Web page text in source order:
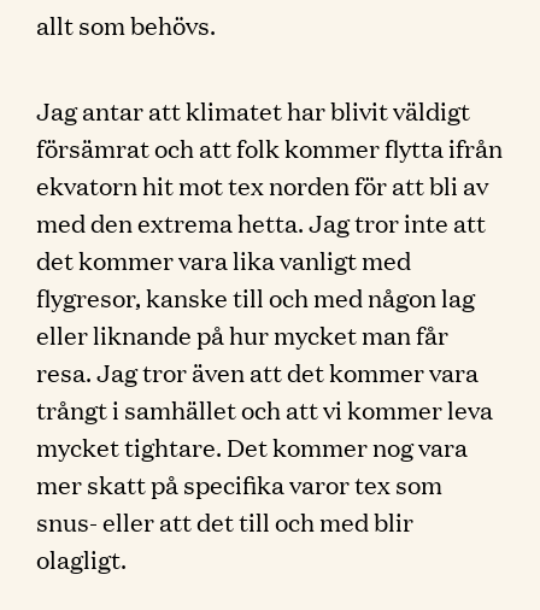
allt som behövs.
Jag antar att klimatet har blivit väldigt
försämrat och att folk kommer flytta ifrån
ekvatorn hit mot tex norden för att bli av
med den extrema hetta. Jag tror inte att
det kommer vara lika vanligt med
flygresor, kanske till och med någon lag
eller liknande på hur mycket man får
resa. Jag tror även att det kommer vara
trångt i samhället och att vi kommer leva
mycket tightare. Det kommer nog vara
mer skatt på specifika varor tex som
snus- eller att det till och med blir
olagligt.